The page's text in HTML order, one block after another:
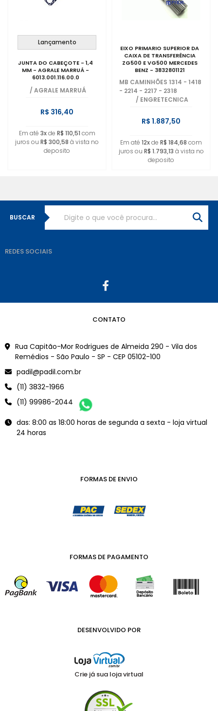
Lançamento
JUNTA DO CABEÇOTE - 1,4
MM - AGRALE MARRUÁ -
6013.001.116.00.0
/ AGRALE MARRUÁ
R$ 316,40
Em até 3xde R$ 110,51 com
juros ou R$ 300,58 à vista no
deposito
EIXO PRIMARIO SUPERIOR DA
CAIXA DE TRANSFERÊNCIA
ZG500 E VG500 MERCEDES
BENZ - 3832801121
MB CAMINHÕES 1314 - 1418
- 2214 - 2217 - 2318
/ ENGRETECNICA
R$ 1.887,50
Em até 12xde R$ 184,68 com
juros ou R$ 1.793,13 à vista no
deposito
BUSCAR
REDES SOCIAIS
CONTATO
Rua Capitão-Mor Rodrigues de Almeida 290 - Vila dos
Remédios - São Paulo - SP - CEP 05102-100
padil@padil.com.br
(11) 3832-1966
(11) 99986-2044
das: 8:00 as 18:00 horas de segunda a sexta - loja virtual
24 horas
FORMAS DE ENVIO
FORMAS DE PAGAMENTO
DESENVOLVIDO POR
Crie já sua loja virtual